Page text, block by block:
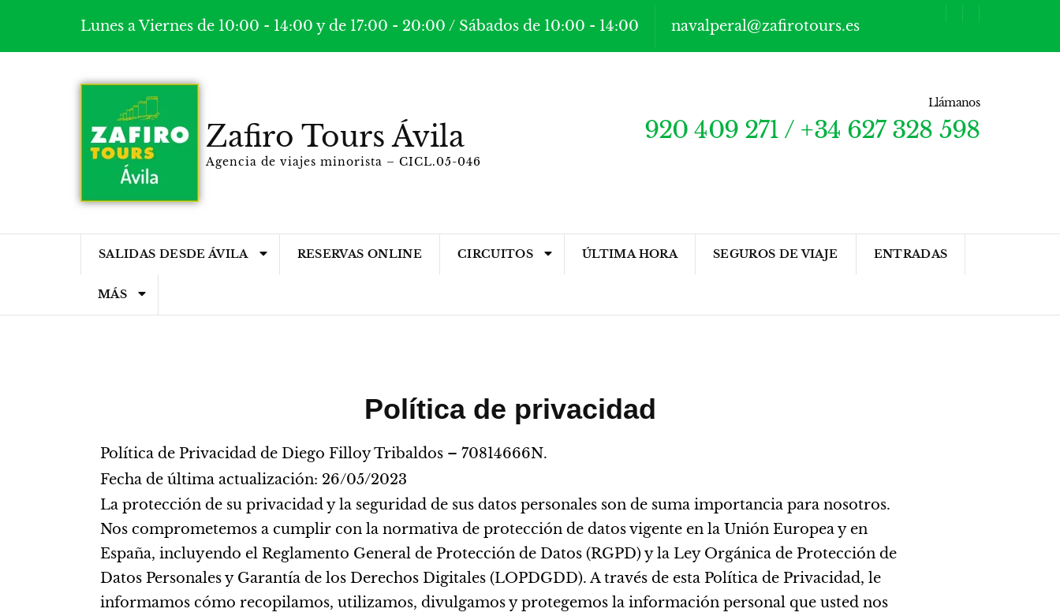
Lunes a Viernes de 10:00 - 14:00 y de 17:00 - 20:00 / Sábados de 10:00 - 14:00 navalperal@zafirotours.es
Zafiro Tours Ávila
Agencia de viajes minorista – CICL.05-046
Llámanos
920 409 271 / +34 627 328 598
SALIDAS DESDE ÁVILA RESERVAS ONLINE CIRCUITOS ÚLTIMA HORA SEGUROS DE VIAJE ENTRADAS
MÁS
Política de privacidad
Política de Privacidad de Diego Filloy Tribaldos – 70814666N.
Fecha de última actualización: 26/05/2023
La protección de su privacidad y la seguridad de sus datos personales son de suma importancia para nosotros.
Nos comprometemos a cumplir con la normativa de protección de datos vigente en la Unión Europea y en
España, incluyendo el Reglamento General de Protección de Datos (RGPD) y la Ley Orgánica de Protección de
Datos Personales y Garantía de los Derechos Digitales (LOPDGDD). A través de esta Política de Privacidad, le
informamos cómo recopilamos, utilizamos, divulgamos y protegemos la información personal que usted nos